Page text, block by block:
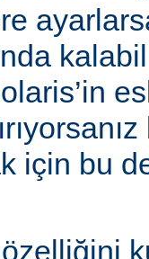
için bu
özelliğini